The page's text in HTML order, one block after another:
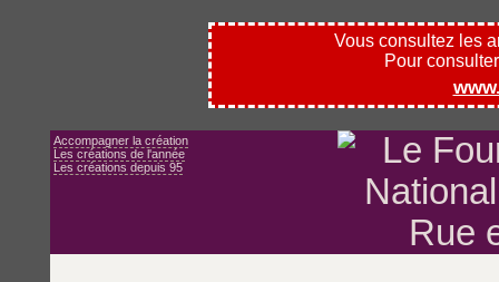
Vous consultez les
Pour
Accompagner la création
Les créations de l'année
Les créations depuis 95